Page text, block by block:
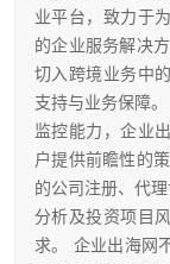
业平台，致力于
的企业服务解决
切入跨境业务中
支持与业务保障
监控能力，企业
户提供前瞻性的
的公司注册、代
分析及投资项目
求。 企业出海网